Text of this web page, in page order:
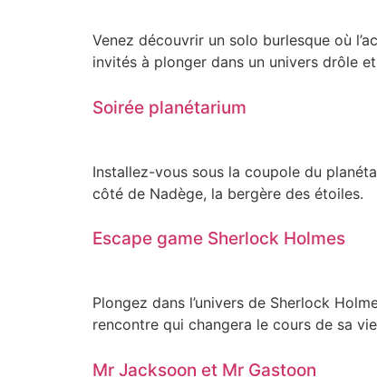
Venez découvrir un solo burlesque où
invités à plonger dans un univers drôle
Soirée planétarium
Installez-vous sous la coupole du
côté de Nadège, la bergère des étoiles.
Escape game Sherlock Holmes
Plongez dans l’univers de Sherlock
rencontre qui changera le cours de sa
Mr Jacksoon et Mr Gastoon